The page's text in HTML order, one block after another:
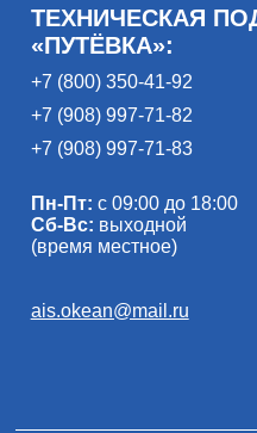
ТЕХНИЧЕСКАЯ
«ПУТЁВКА»:
+7 (800) 350-41-92
+7 (908) 997-71-82
+7 (908) 997-71-83
Пн-Пт: с 09:00 до 18:00
Сб-Вс: выходной
(время местное)
ais.okean@mail.ru